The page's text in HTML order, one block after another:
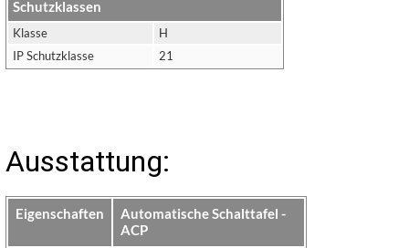
Schutzklassen
Klasse
H
IP Schutzklasse
21
Ausstattung:
Eigenschaften
Automatische Schalttafel -
ACP